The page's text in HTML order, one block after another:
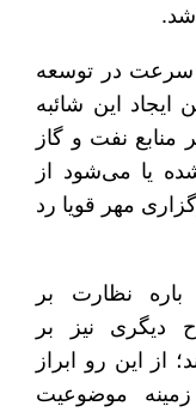
سرعت در توسعه
ایجاد این شائبه
نفت و گاز
یا می‌شود از
مهر قویا رد
نظارت بر
دیگری نیز بر
از این رو ابراز
موضوعیت